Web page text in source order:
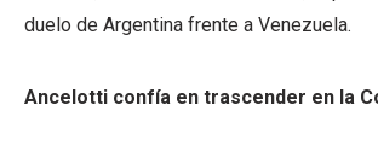
duelo de Argentina frente a Venezuela.
Ancelotti confía en trascender en la